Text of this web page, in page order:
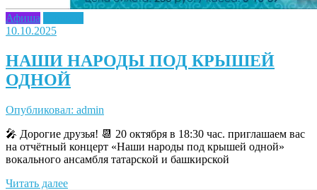
Афиша
10.10.2025
НАШИ НАРОДЫ ПОД КРЫШЕЙ
ОДНОЙ
Опубликовал: admin
🎤 Дорогие друзья! 📆 20 октября в 18:30 час. приглашаем вас
на отчётный концерт «Наши народы под крышей одной»
вокального ансамбля татарской и башкирской
Читать далее